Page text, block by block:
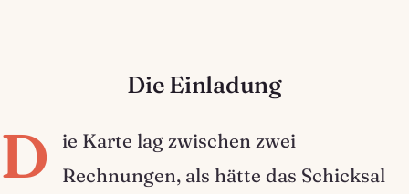
Die Einladung
D
ie Karte lag zwischen zwei
Rechnungen, als hätte das Schicksal